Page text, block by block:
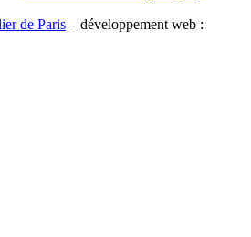
de Paris – développement web :